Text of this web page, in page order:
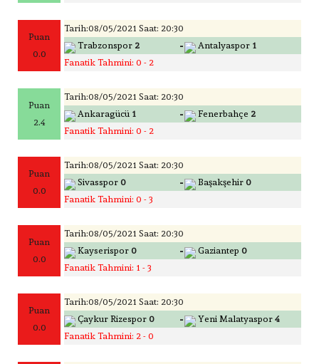
Puan
0.0
Tarih:08/05/2021 Saat: 20:30
Trabzonspor 2 - Antalyaspor 1
Fanatik Tahmini: 0 - 2
Puan
2.4
Tarih:08/05/2021 Saat: 20:30
Ankaragücü 1 - Fenerbahçe 2
Fanatik Tahmini: 0 - 2
Puan
0.0
Tarih:08/05/2021 Saat: 20:30
Sivasspor 0 - Başakşehir 0
Fanatik Tahmini: 0 - 3
Puan
0.0
Tarih:08/05/2021 Saat: 20:30
Kayserispor 0 - Gaziantep 0
Fanatik Tahmini: 1 - 3
Puan
0.0
Tarih:08/05/2021 Saat: 20:30
Çaykur Rizespor 0 - Yeni Malatyaspor 4
Fanatik Tahmini: 2 - 0